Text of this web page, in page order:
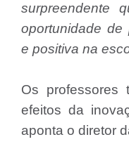
surpreendente
oportunidade de
e positiva na
Os professores
efeitos da
aponta o diretor